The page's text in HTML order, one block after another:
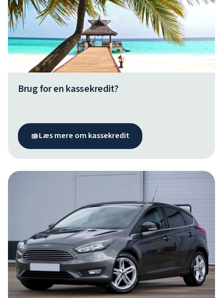
Brug for en kassekredit?
Læs mere om kassekredit